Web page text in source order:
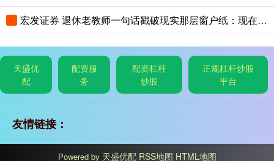
宏发证券 退休老教师一句话戳破现实那层窗户纸：现在光靠孩子自己单打独斗，想上好
天盛优
配
配资服
务
配资杠杆
炒股
正规杠杆炒股
平台
友情链接：
Powered by 天盛优配 RSS地图 HTML地图